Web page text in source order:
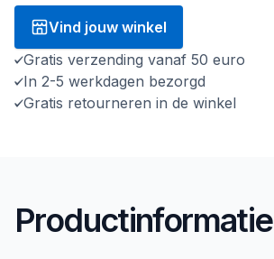
Vind jouw winkel
Gratis verzending vanaf 50 euro
In 2-5 werkdagen bezorgd
Gratis retourneren in de winkel
Productinformatie